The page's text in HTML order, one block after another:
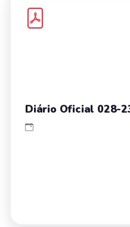
Diário Oficial 028-